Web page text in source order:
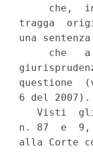
che,
tragga
una
che
questione
6 del 2007).
Visti
n. 87  e  9,